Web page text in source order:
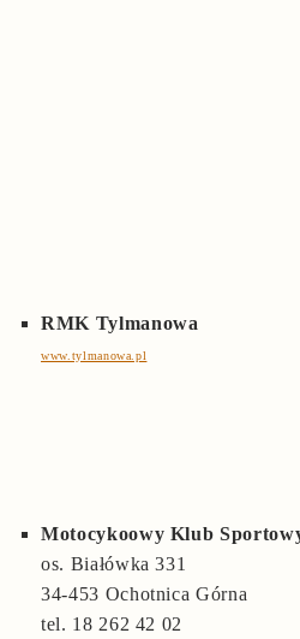
RMK Tylmanowa
www.tylmanowa.pl
Motocykoowy Klub
os. Białówka 331
34-453 Ochotnica Górna
tel. 18 262 42 02